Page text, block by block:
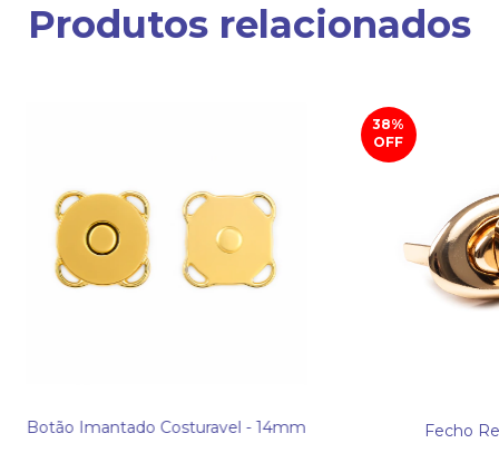
Produtos relacionados
Botão Imantado Costuravel - 14mm
38%
OFF
Fecho